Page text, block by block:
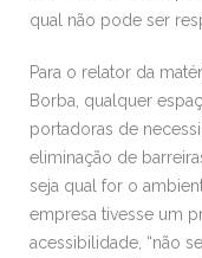
qual não pode ser
Para o relator da
Borba, qualquer
portadoras de
eliminação de
seja qual for o
empresa tivesse um
acessibilidade, “não